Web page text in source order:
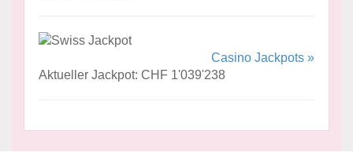
Casino Jackpots »
Aktueller Jackpot: CHF 1'039'238